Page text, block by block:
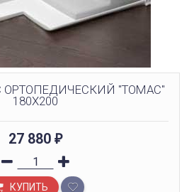
ОРТОПЕДИЧЕСКИЙ "ТОМАС"
180X200
27 880 ₽
КУПИТЬ